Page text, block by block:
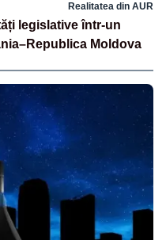
Realitatea din AUR
legislative într-un
Moldova